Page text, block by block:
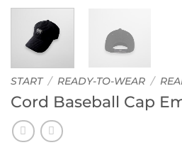
START / READY-TO-WEAR /
Cord Baseball Cap